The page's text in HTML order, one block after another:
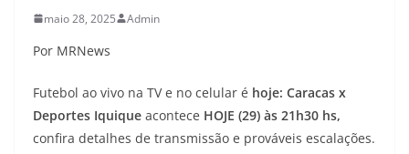
maio 28, 2025 Admin
Por MRNews
Futebol ao vivo na TV e no celular é hoje: Caracas x
Deportes Iquique acontece HOJE (29) às 21h30 hs,
confira detalhes de transmissão e prováveis escalações.